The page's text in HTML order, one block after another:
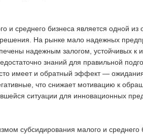
и среднего бизнеса является одной
решения. На рынке мало надежных
надежным залогом, устойчивых к
знаний для правильной
имеет и обратный эффект —
что снижает мотивацию к
ситуации для инновационных
субсидирования малого и среднего